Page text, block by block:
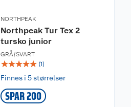
NORTHPEAK
Northpeak Tur Tex 2
tursko junior
GRÅ/SVART
☆☆☆☆☆ (1)
Finnes i 5 størrelser
SPAR 200